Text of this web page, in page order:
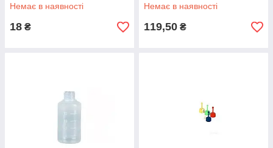
Немає в наявності
18 ₴
Немає в наявності
119,50 ₴